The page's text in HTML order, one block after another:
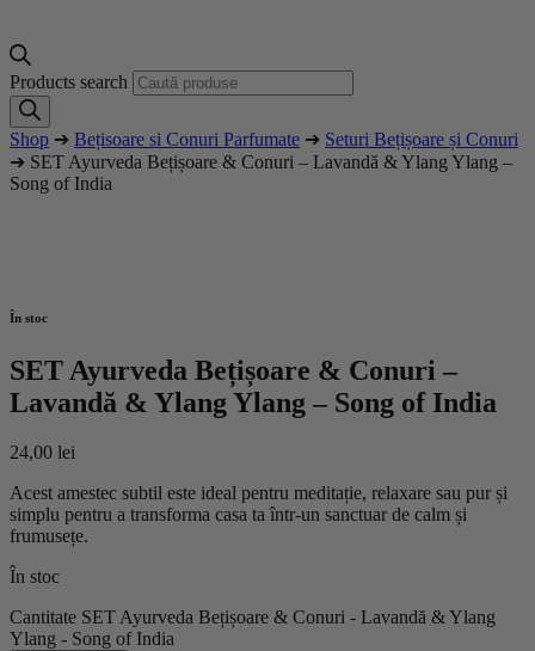
Products search
Shop ➔ Bețisoare si Conuri Parfumate ➔ Seturi Bețișoare și Conuri
➔ SET Ayurveda Bețișoare & Conuri – Lavandă & Ylang Ylang –
Song of India
În stoc
SET Ayurveda Bețișoare & Conuri –
Lavandă & Ylang Ylang – Song of India
24,00 lei
Acest amestec subtil este ideal pentru meditație, relaxare sau pur și
simplu pentru a transforma casa ta într-un sanctuar de calm și
frumusețe.
În stoc
Cantitate SET Ayurveda Bețișoare & Conuri - Lavandă & Ylang
Ylang - Song of India